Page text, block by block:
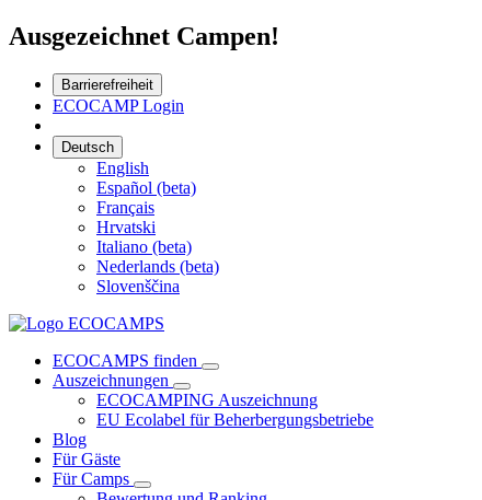
Ausgezeichnet Campen!
Barrierefreiheit
ECOCAMP Login
Deutsch
English
Español (beta)
Français
Hrvatski
Italiano (beta)
Nederlands (beta)
Slovenščina
ECOCAMPS finden
Auszeichnungen
ECOCAMPING Auszeichnung
EU Ecolabel für Beherbergungsbetriebe
Blog
Für Gäste
Für Camps